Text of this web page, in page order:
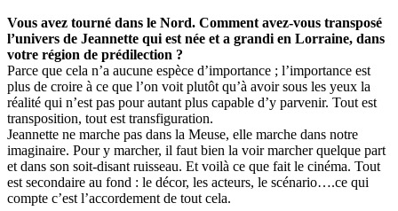
Vous avez tourné dans le Nord. Comment avez-vous transposé
l’univers de Jeannette qui est née et a grandi en Lorraine, dans
votre région de prédilection ?
Parce que cela n’a aucune espèce d’importance ; l’importance est
plus de croire à ce que l’on voit plutôt qu’à avoir sous les yeux la
réalité qui n’est pas pour autant plus capable d’y parvenir. Tout est
transposition, tout est transfiguration.
Jeannette ne marche pas dans la Meuse, elle marche dans notre
imaginaire. Pour y marcher, il faut bien la voir marcher quelque part
et dans son soit-disant ruisseau. Et voilà ce que fait le cinéma. Tout
est secondaire au fond : le décor, les acteurs, le scénario….ce qui
compte c’est l’accordement de tout cela.